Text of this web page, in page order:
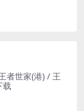
者世家(港) / 王
载